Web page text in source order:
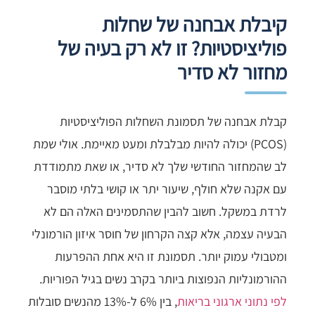
קיבלת אבחנה של שחלות
פוליציסטיות? זו לא רק בעיה של
מחזור לא סדיר
קבלת אבחנה של תסמונת השחלות הפוליציסטיות
(PCOS) יכולה להיות מבלבלת ומעט מאיימת. אולי שמת
לב שהמחזור החודשי שלך לא סדיר, או שאת מתמודדת
עם אקנה שלא חולף, שיעור יתר או קושי בלתי מוסבר
לרדת במשקל. חשוב להבין שהתסמינים האלה הם לא
הבעיה עצמה, אלא קצה הקרחון של חוסר איזון הורמונלי
ומטבולי עמוק יותר. תסמונת זו היא אחת ההפרעות
ההורמונליות הנפוצות ביותר בקרב נשים בגיל הפוריות.
לפי נתוני ארגוני בריאות
, בין 6% ל-13% מהנשים סובלות